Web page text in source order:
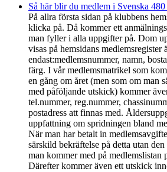
Så här blir du medlem i Svenska
På allra första sidan på klubbens
klicka på. Då kommer ett
man fyller i alla uppgifter på. Dom
visas på hemsidans medlemsregister
endast:medlemsnummer, namn,
färg. I vår medlemsmatrikel som
en gång om året (men som om man
med påföljande utskick) kommer
tel.nummer, reg.nummer,
postadress att finnas med.
uppfattning om spridningen bland
När man har betalt in
särskild bekräftelse på detta utan
man kommer med på medlemslistan
Därefter kommer även ett utskick